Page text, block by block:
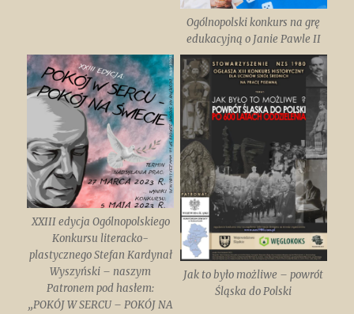
Ogólnopolski konkurs na grę
edukacyjną o Janie Pawle II
XXIII edycja Ogólnopolskiego
Konkursu literacko-
plastycznego Stefan Kardynał
Wyszyński – naszym
Patronem pod hasłem:
„POKÓJ W SERCU – POKÓJ NA
Jak to było możliwe – powrót
Śląska do Polski